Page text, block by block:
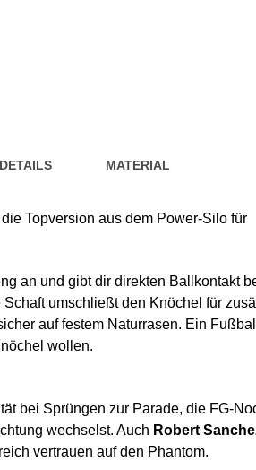
MATERIAL
die Topversion aus dem Power-Silo für
an und gibt dir direkten Ballkontakt
umschließt den Knöchel für
auf festem Naturrasen. Ein
wollen.
bei Sprüngen zur Parade, die FG-
wechselst. Auch Robert
vertrauen auf den Phantom.